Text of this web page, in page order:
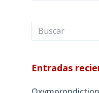
Entradas